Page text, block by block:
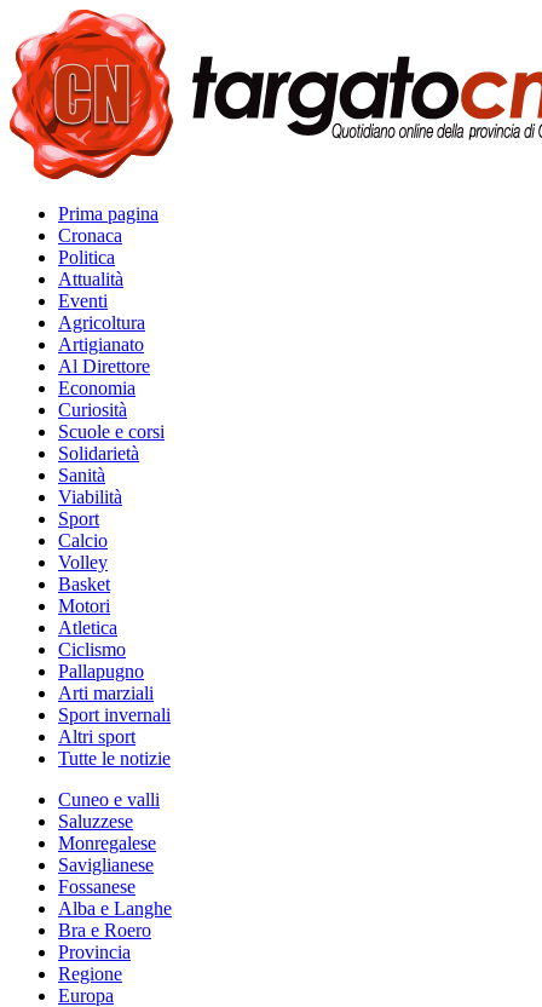
Prima pagina
Cronaca
Politica
Attualità
Eventi
Agricoltura
Artigianato
Al Direttore
Economia
Curiosità
Scuole e corsi
Solidarietà
Sanità
Viabilità
Sport
Calcio
Volley
Basket
Motori
Atletica
Ciclismo
Pallapugno
Arti marziali
Sport invernali
Altri sport
Tutte le notizie
Cuneo e valli
Saluzzese
Monregalese
Saviglianese
Fossanese
Alba e Langhe
Bra e Roero
Provincia
Regione
Europa